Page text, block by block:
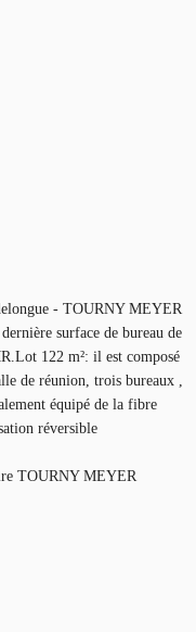
- TOURNY MEYER
surface de bureau de
122 m²: il est composé
de réunion, trois bureaux ,
équipé de la fibre
réversible
TOURNY MEYER